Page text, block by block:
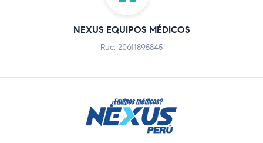
NEXUS EQUIPOS MÉDICOS
Ruc: 20611895845